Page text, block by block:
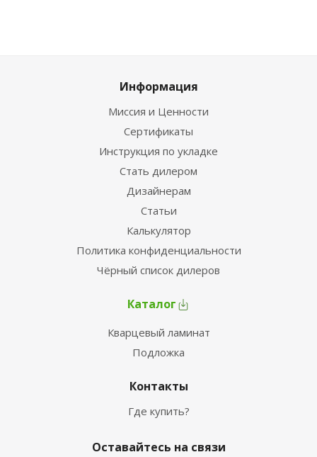
Информация
Миссия и Ценности
Сертификаты
Инструкция по укладке
Стать дилером
Дизайнерам
Статьи
Калькулятор
Политика конфиденциальности
Чёрный список дилеров
Каталог
Кварцевый ламинат
Подложка
Контакты
Где купить?
Оставайтесь на связи